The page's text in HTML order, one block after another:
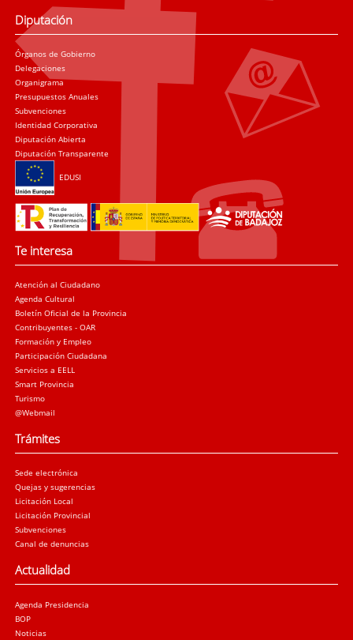
Diputación
Órganos de Gobierno
Delegaciones
Organigrama
Presupuestos Anuales
Subvenciones
Identidad Corporativa
Diputación Abierta
Diputación Transparente
EDUSI
Te interesa
Atención al Ciudadano
Agenda Cultural
Boletín Oficial de la Provincia
Contribuyentes - OAR
Formación y Empleo
Participación Ciudadana
Servicios a EELL
Smart Provincia
Turismo
@Webmail
Trámites
Sede electrónica
Quejas y sugerencias
Licitación Local
Licitación Provincial
Subvenciones
Canal de denuncias
Actualidad
Agenda Presidencia
BOP
Noticias